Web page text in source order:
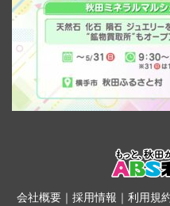
会社概要｜ 採用情報 ｜ 利用規